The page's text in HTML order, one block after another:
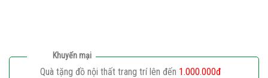
Khuyến mại
Quà tặng đồ nội thất trang trí lên đến 1.000.000đ